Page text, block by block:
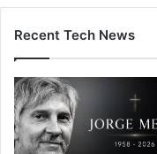
Recent Tech News